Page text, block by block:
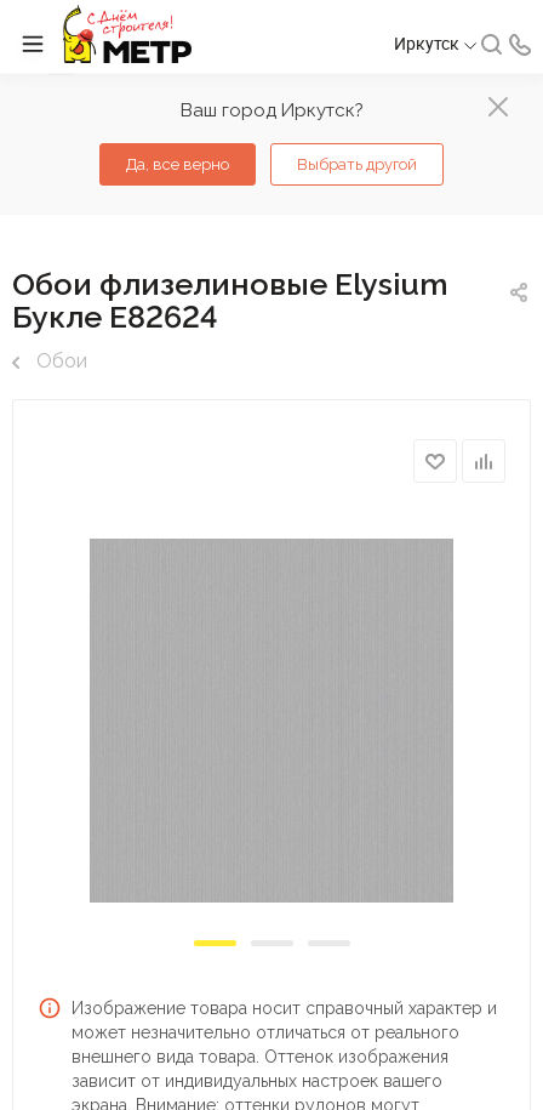
Ваш город Иркутск?
Да, все верно Выбрать другой
Иркутск
Обои флизелиновые Elysium
Букле Е82624
Обои
Изображение товара носит справочный характер и
может незначительно отличаться от реального
внешнего вида товара. Оттенок изображения
зависит от индивидуальных настроек вашего
экрана. Внимание: оттенки рулонов могут